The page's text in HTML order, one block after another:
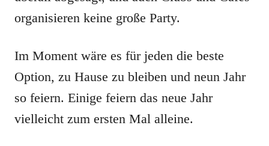
organisieren keine große Party.
Im Moment wäre es für jeden die beste
Option, zu Hause zu bleiben und neun Jahr
so feiern. Einige feiern das neue Jahr
vielleicht zum ersten Mal alleine.